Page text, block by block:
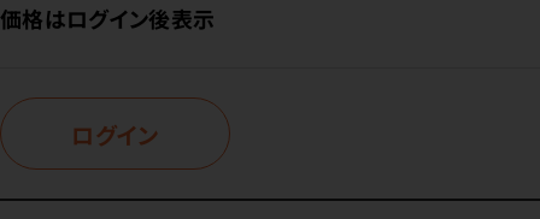
価格はログイン後表示
ログイン